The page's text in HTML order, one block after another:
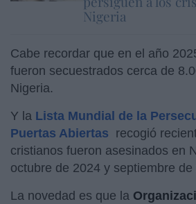
Nigeria
Cabe recordar que en el año
fueron secuestrados cerca de
Nigeria.
Y la Lista Mundial de la
Puertas Abiertas recogió
cristianos fueron asesinados en
octubre de 2024 y septiembre de
La novedad es que la